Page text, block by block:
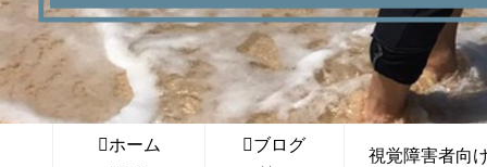
ホーム
ブログ
視覚障害者向